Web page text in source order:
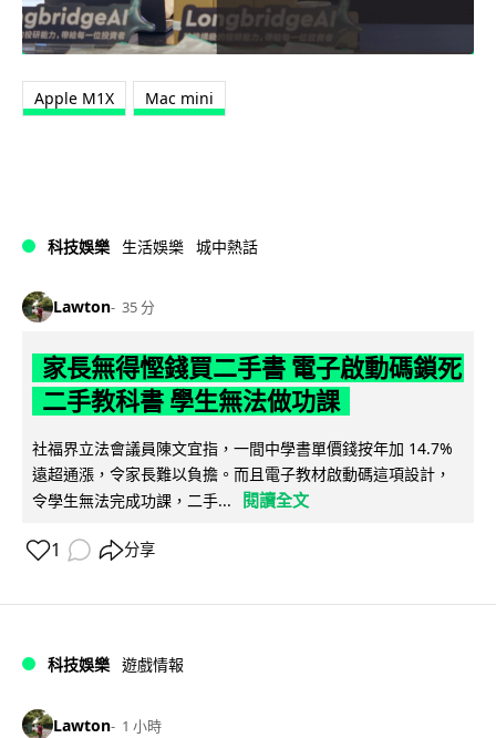
Apple M1X Mac mini
科技娛樂 生活娛樂 城中熱話
Lawton 35 分
家長無得慳錢買二手書 電子啟動碼鎖死
二手教科書 學生無法做功課
社福界立法會議員陳文宜指，一間中學書單價錢按年加 14.7%
遠超通漲，令家長難以負擔。而且電子教材啟動碼這項設計，
令學生無法完成功課，二手...
閱讀全文
1 分享
科技娛樂 遊戲情報
Lawton 1 小時